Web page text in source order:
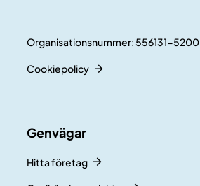
Organisationsnummer: 556131-5200
Cookiepolicy
Genvägar
Hitta företag